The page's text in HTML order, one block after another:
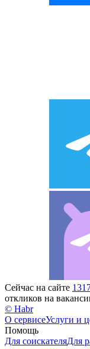
Сейчас на сайте
откликов на
© Habr
О сервисеУслуги и
Помощь
Для соискателяДля